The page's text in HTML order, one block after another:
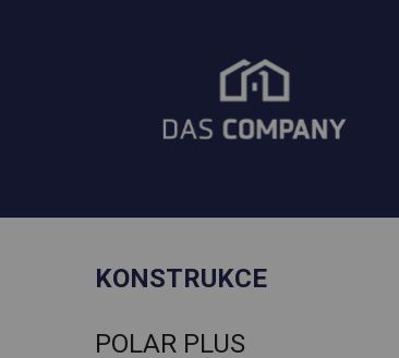
KONSTRUKCE
POLAR PLUS